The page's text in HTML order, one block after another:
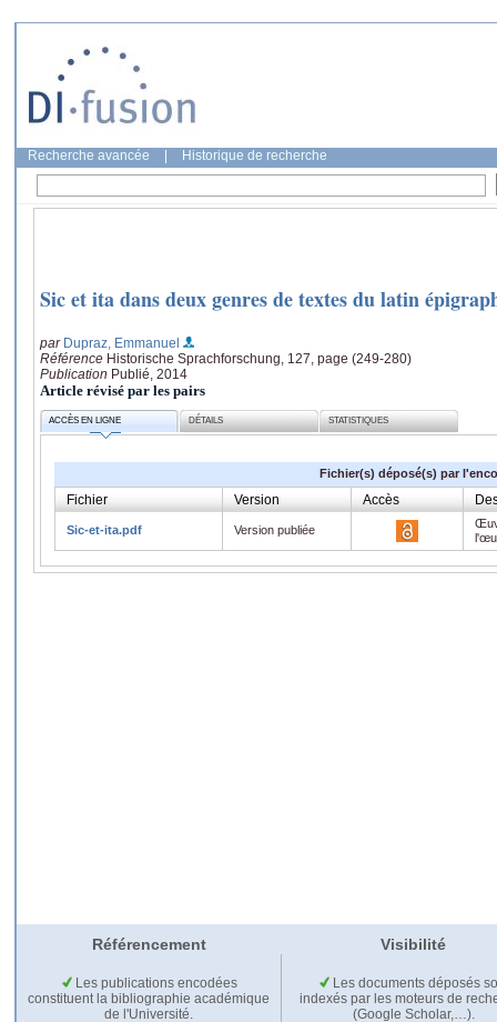
Recherche avancée Historique de recherche
Sic et ita dans deux genres de textes du latin
par Dupraz, Emmanuel
Référence Historische Sprachforschung, 127, page (249-280)
Publication Publié, 2014
Article révisé par les pairs
ACCÈS EN LIGNE DÉTAILS STATISTIQUES
Fichier(s) déposé(s) par
Fichier Version Accès
Sic-et-ita.pdf Version publiée
Référencement Visibilité
Les publications encodées
constituent la bibliographie académique
de l'Université.
Les documents déposés
indexés par les moteurs de
(Google Scholar,…).